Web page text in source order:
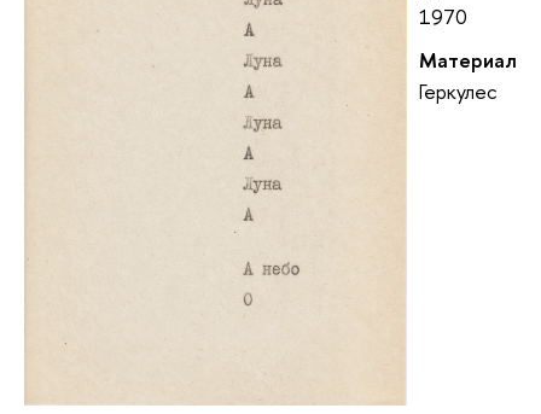
1970
Материал
Геркулес